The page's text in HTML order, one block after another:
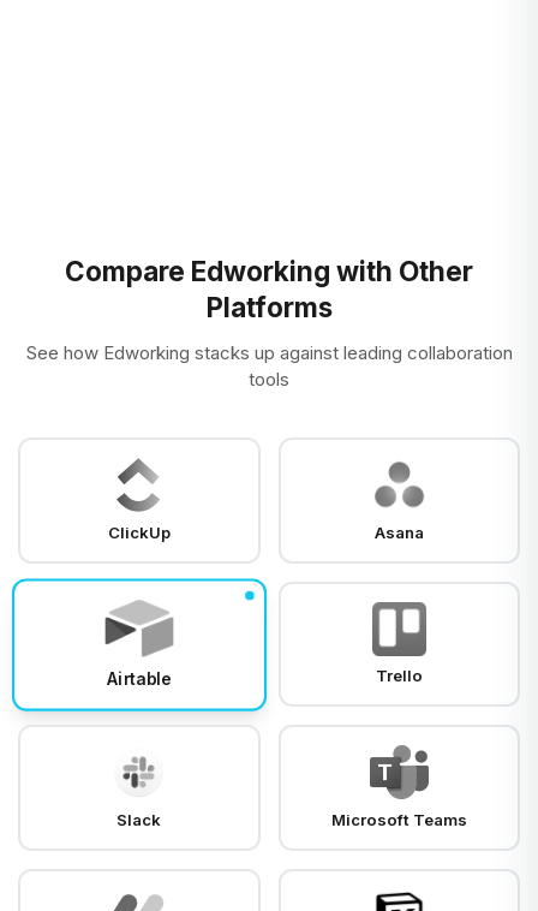
Compare Edworking with Other
Platforms
See how Edworking stacks up against leading collaboration
tools
ClickUp Asana
Airtable Trello
Slack Microsoft Teams